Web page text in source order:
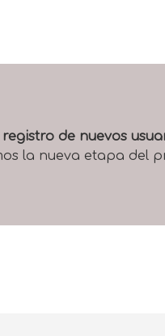
de nuevos
la nueva etapa del